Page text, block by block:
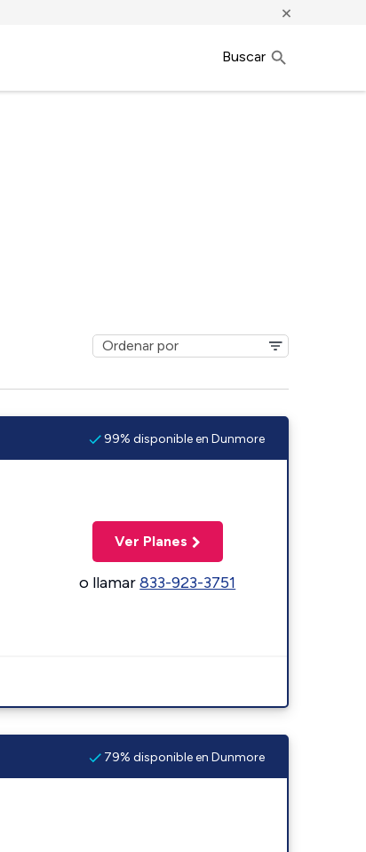
×
Buscar
99% disponible en Dunmore
Ver Planes
o llamar833-923-3751
79% disponible en Dunmore